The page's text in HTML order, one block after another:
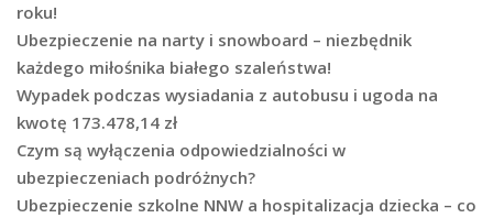
roku!
Ubezpieczenie na narty i snowboard – niezbędnik
każdego miłośnika białego szaleństwa!
Wypadek podczas wysiadania z autobusu i ugoda na
kwotę 173.478,14 zł
Czym są wyłączenia odpowiedzialności w
ubezpieczeniach podróżnych?
Ubezpieczenie szkolne NNW a hospitalizacja dziecka – co